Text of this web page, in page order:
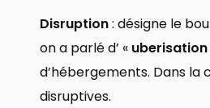
Disruption: désigne le
on a parlé d’ « uberisation
d’hébergements. Dans la
disruptives.